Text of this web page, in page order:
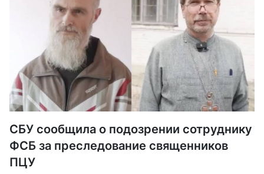
СБУ сообщила о подозрении сотруднику
ФСБ за преследование священников
ПЦУ